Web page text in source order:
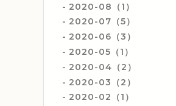
2020-08（1）
2020-07（5）
2020-06（3）
2020-05（1）
2020-04（2）
2020-03（2）
2020-02（1）